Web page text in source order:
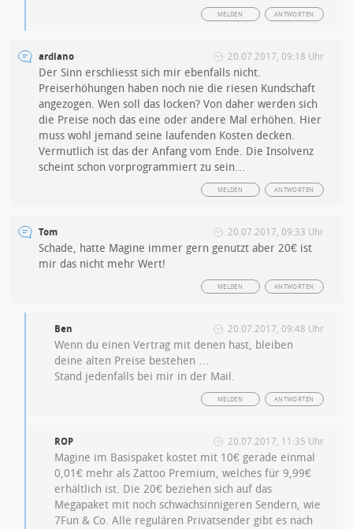
ANTWORTEN
MELDEN
ardiano 20.07.2017, 09:18 Uhr
Der Sinn erschliesst sich mir ebenfalls nicht.
Preiserhöhungen haben noch nie die riesen Kundschaft
angezogen. Wen soll das locken? Von daher werden sich
die Preise noch das eine oder andere Mal erhöhen. Hier
muss wohl jemand seine laufenden Kosten decken.
Vermutlich ist das der Anfang vom Ende. Die Insolvenz
scheint schon vorprogrammiert zu sein…
ANTWORTEN
MELDEN
Tom 20.07.2017, 09:33 Uhr
Schade, hatte Magine immer gern genutzt aber 20€ ist
mir das nicht mehr Wert!
ANTWORTEN
MELDEN
Ben 20.07.2017, 09:48 Uhr
Wenn du einen Vertrag mit denen hast, bleiben
deine alten Preise bestehen …
Stand jedenfalls bei mir in der Mail.
ANTWORTEN
MELDEN
ROP 20.07.2017, 11:35 Uhr
Magine im Basispaket kostet mit 10€ gerade einmal
0,01€ mehr als Zattoo Premium, welches für 9,99€
erhältlich ist. Die 20€ beziehen sich auf das
Megapaket mit noch schwachsinnigeren Sendern, wie
7Fun & Co. Alle regulären Privatsender gibt es nach